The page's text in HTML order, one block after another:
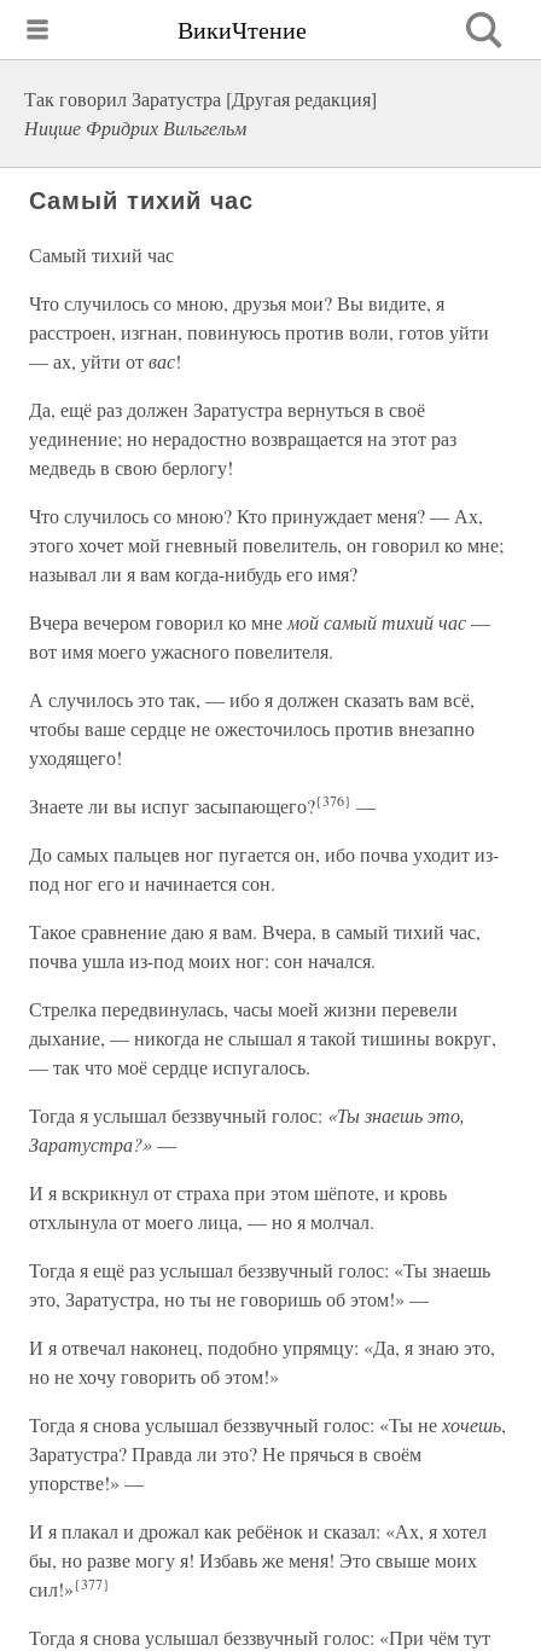
ВикиЧтение
Так говорил Заратустра [Другая редакция]
Ницше Фридрих Вильгельм
Самый тихий час
Самый тихий час
Что случилось со мною, друзья мои? Вы видите, я
расстроен, изгнан, повинуюсь против воли, готов уйти
— ах, уйти отвас!
Да, ещё раз должен Заратустра вернуться в своё
уединение; но нерадостно возвращается на этот раз
медведь в свою берлогу!
Что случилось со мною? Кто принуждает меня? — Ах,
этого хочет мой гневный повелитель, он говорил ко мне;
называл ли я вам когда-нибудь его имя?
Вчера вечером говорил ко мне мой самый тихий час—
вот имя моего ужасного повелителя.
А случилось это так, — ибо я должен сказать вам всё,
чтобы ваше сердце не ожесточилось против внезапно
уходящего!
Знаете ли вы испуг засыпающего?{376} —
До самых пальцев ног пугается он, ибо почва уходит из-
под ног его и начинается сон.
Такое сравнение даю я вам. Вчера, в самый тихий час,
почва ушла из-под моих ног: сон начался.
Стрелка передвинулась, часы моей жизни перевели
дыхание, — никогда не слышал я такой тишины вокруг,
— так что моё сердце испугалось.
Тогда я услышал беззвучный голос: «Ты знаешь это,
Заратустра?»—
И я вскрикнул от страха при этом шёпоте, и кровь
отхлынула от моего лица, — но я молчал.
Тогда я ещё раз услышал беззвучный голос: «Ты знаешь
это, Заратустра, но ты не говоришь об этом!» —
И я отвечал наконец, подобно упрямцу: «Да, я знаю это,
но не хочу говорить об этом!»
Тогда я снова услышал беззвучный голос: «Ты нехочешь,
Заратустра? Правда ли это? Не прячься в своём
упорстве!» —
И я плакал и дрожал как ребёнок и сказал: «Ах, я хотел
бы, но разве могу я! Избавь же меня! Это свыше моих
сил!»{377}
Тогда я снова услышал беззвучный голос: «При чём тут